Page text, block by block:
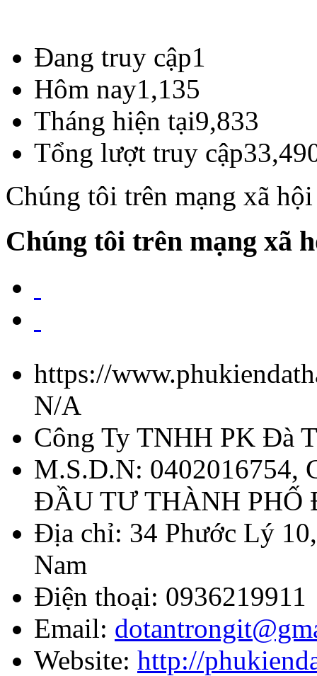
Đang truy cập1
Hôm nay1,135
Tháng hiện tại9,833
Tổng lượt truy cập
Chúng tôi trên mạng xã hội
Chúng tôi trên mạng xã
https://
N/A
Công Ty TNHH PK Đà
M.S.D.N: 0402016754,
ĐẦU TƯ THÀNH PHỐ
Địa chỉ: 34 Phước Lý
Nam
Điện thoại: 0936219911
Email:
Website: http://